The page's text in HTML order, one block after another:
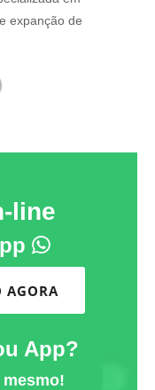
expanção de
line
AGORA
App?